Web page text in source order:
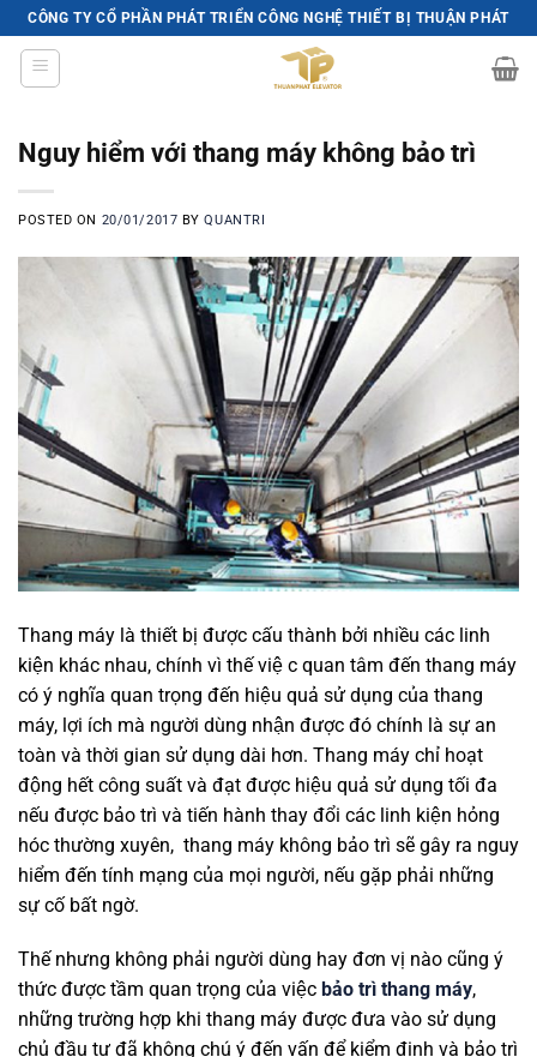
Skip
to
content
CÔNG TY CỔ PHẦN PHÁT TRIỂN CÔNG NGHỆ THIẾT BỊ THUẬN PHÁT
Nguy hiểm với thang máy không bảo trì
POSTED ON 20/01/2017 BYQUANTRI
Thang máy là thiết bị được cấu thành bởi nhiều các linh
kiện khác nhau, chính vì thế việ c quan tâm đến thang máy
có ý nghĩa quan trọng đến hiệu quả sử dụng của thang
máy, lợi ích mà người dùng nhận được đó chính là sự an
toàn và thời gian sử dụng dài hơn. Thang máy chỉ hoạt
động hết công suất và đạt được hiệu quả sử dụng tối đa
nếu được bảo trì và tiến hành thay đổi các linh kiện hỏng
hóc thường xuyên, thang máy không bảo trì sẽ gây ra nguy
hiểm đến tính mạng của mọi người, nếu gặp phải những
sự cố bất ngờ.
Thế nhưng không phải người dùng hay đơn vị nào cũng ý
thức được tầm quan trọng của việc bảo trì thang máy,
những trường hợp khi thang máy được đưa vào sử dụng
chủ đầu tư đã không chú ý đến vấn để kiểm định và bảo trì